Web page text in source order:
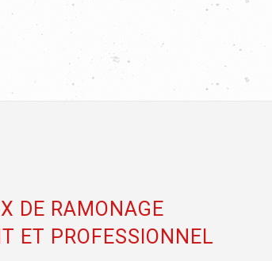
DE RAMONAGE
ET PROFESSIONNEL